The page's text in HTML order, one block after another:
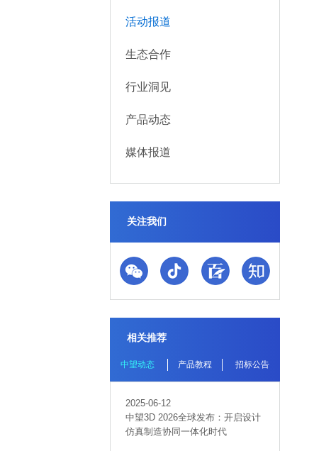
活动报道
生态合作
行业洞见
产品动态
媒体报道
关注我们
相关推荐
中望动态 产品教程 招标公告
2025-06-12
中望3D 2026全球发布：开启设计
仿真制造协同一体化时代